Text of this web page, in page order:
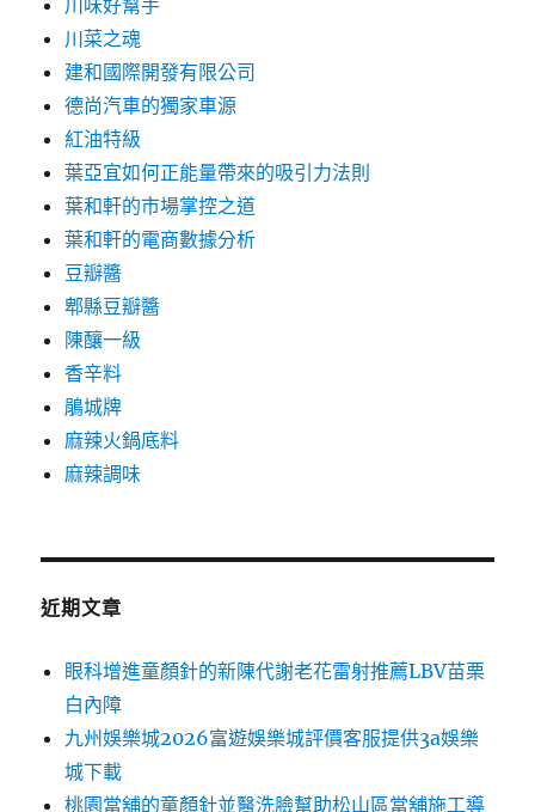
川味好幫手
川菜之魂
建和國際開發有限公司
德尚汽車的獨家車源
紅油特級
葉亞宜如何正能量帶來的吸引力法則
葉和軒的市場掌控之道
葉和軒的電商數據分析
豆瓣醬
郫縣豆瓣醬
陳釀一級
香辛料
鵑城牌
麻辣火鍋底料
麻辣調味
近期文章
眼科增進童顏針的新陳代謝老花雷射推薦LBV苗栗
白內障
九州娛樂城2026富遊娛樂城評價客服提供3a娛樂
城下載
桃園當舖的童顏針並醫洗臉幫助松山區當舖施工導